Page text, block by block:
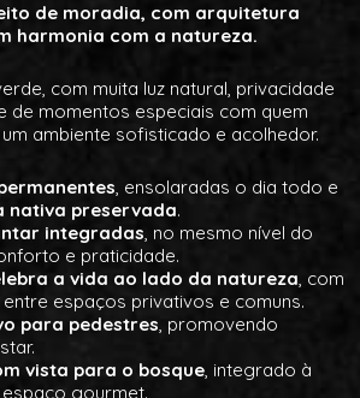
de moradia, com arquitetura
harmonia com a natureza.
com muita luz natural, privacidade
de momentos especiais com quem
ambiente sofisticado e acolhedor.
, ensolaradas o dia todo e
nativa preservada.
integradas, no mesmo nível do
e praticidade.
a vida ao lado da natureza, com
espaços privativos e comuns.
para pedestres, promovendo
vista para o bosque, integrado à
gourmet.